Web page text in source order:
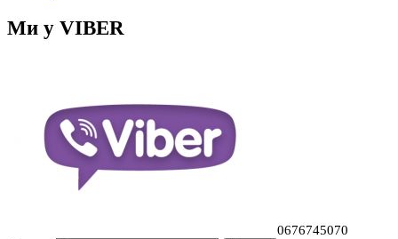
Ми у VIBER
0676745070